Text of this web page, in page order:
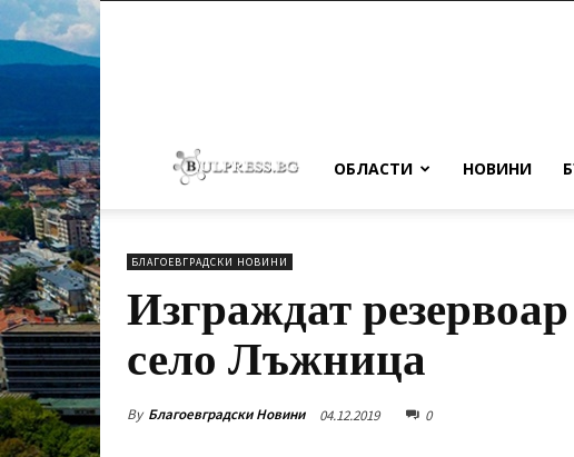
ОБЛАСТИ НОВИНИ
БЛАГОЕВГРАДСКИ НОВИНИ
Изграждат
село Лъжница
By Благоевградски Новини 04.12.2019 0